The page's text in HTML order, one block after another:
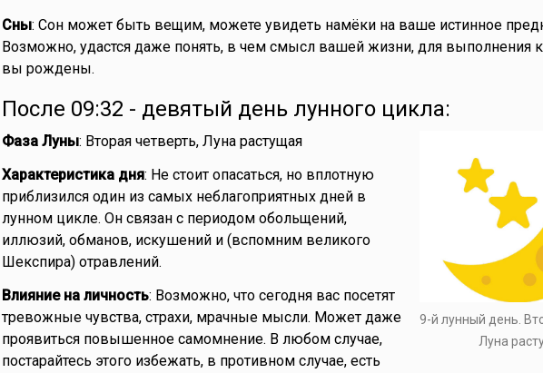
Сны: Сон может быть вещим, можете увидеть намёки на ваше истинное
Возможно, удастся даже понять, в чем смысл вашей жизни, для выполнения
вы рождены.
После 09:32 - девятый день лунного цикла:
9-й лунный день.
Луна
Фаза Луны: Вторая четверть, Луна растущая
Характеристика дня: Не стоит опасаться, но вплотную
приблизился один из самых неблагоприятных дней в
лунном цикле. Он связан с периодом обольщений,
иллюзий, обманов, искушений и (вспомним великого
Шекспира) отравлений.
Влияние на личность: Возможно, что сегодня вас посетят
тревожные чувства, страхи, мрачные мысли. Может даже
проявиться повышенное самомнение. В любом случае,
постарайтесь этого избежать, в противном случае, есть